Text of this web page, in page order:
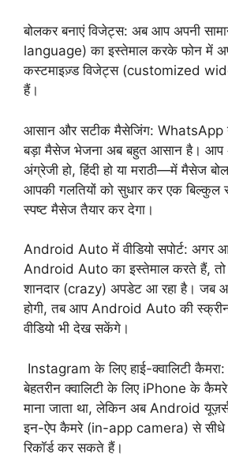
बोलकर बनाएं विजेट्स: अब आप अपनी
language) का इस्तेमाल करके फोन में
कस्टमाइज़्ड विजेट्स (customized
हैं।
आसान और सटीक मैसेजिंग: WhatsApp
बड़ा मैसेज भेजना अब बहुत आसान है। आप
अंग्रेजी हो, हिंदी हो या मराठी—में मैसेज
आपकी गलतियों को सुधार कर एक
स्पष्ट मैसेज तैयार कर देगा।
Android Auto में वीडियो सपोर्ट: अगर
Android Auto का इस्तेमाल करते हैं,
शानदार (crazy) अपडेट आ रहा है। जब
होगी, तब आप Android Auto की
वीडियो भी देख सकेंगे।
Instagram के लिए हाई-क्वालिटी
बेहतरीन क्वालिटी के लिए iPhone के कैमरे
माना जाता था, लेकिन अब Android
इन-ऐप कैमरे (in-app camera) से सीधे
रिकॉर्ड कर सकते हैं।